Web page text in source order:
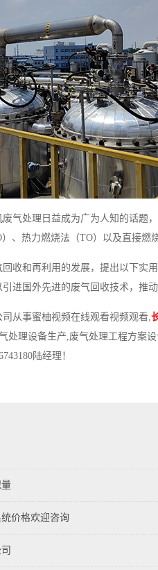
气处理日益成为广为人知的话题
）、热力燃烧法（TO）以及直接燃
收和再利用的发展，提出以下实
进国外先进的废气回收技术，推
从事蜜柚视频在线观看视频观看,
处理设备生产,废气处理工程方案
陆经理！
价格欢迎咨询